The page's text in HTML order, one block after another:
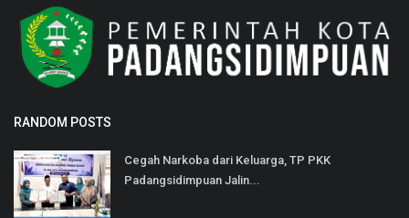
RANDOM POSTS
Cegah Narkoba dari Keluarga, TP PKK
Padangsidimpuan Jalin...